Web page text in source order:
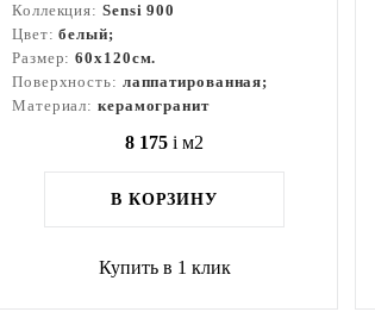
Коллекция: Sensi 900
Цвет:белый;
Размер:60x120см.
Поверхность: лаппатированная;
Материал: керамогранит
8 175 i м2
В КОРЗИНУ
Купить в 1 клик